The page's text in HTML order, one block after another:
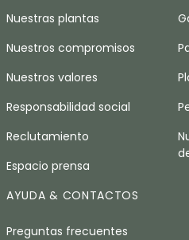
Nuestras plantas
Nuestros compromisos
Nuestros valores
Responsabilidad social
Reclutamiento
Espacio prensa
AYUDA & CONTACTOS
Preguntas frecuentes